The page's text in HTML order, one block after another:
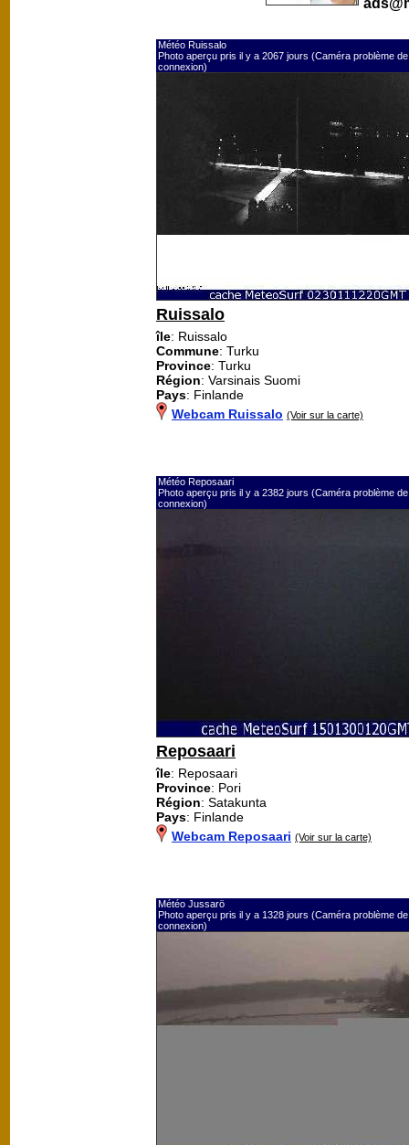
Météo Ruissalo
Photo aperçu pris il y a 2067 jours (Caméra problème de
connexion)
Ruissalo
île: Ruissalo
Commune: Turku
Province: Turku
Région: Varsinais Suomi
Pays: Finlande
Webcam Ruissalo (Voir sur la carte)
Météo Reposaari
Photo aperçu pris il y a 2382 jours (Caméra problème de
connexion)
Reposaari
île: Reposaari
Province: Pori
Région: Satakunta
Pays: Finlande
Webcam Reposaari (Voir sur la carte)
Météo Jussarö
Photo aperçu pris il y a 1328 jours (Caméra problème de
connexion)